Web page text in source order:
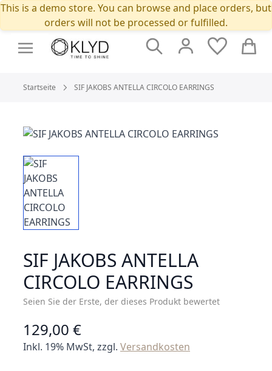
This is a demo store. You can browse and place orders, but
orders will not be processed or fulfilled.
Suche
Cart
Startseite SIF JAKOBS ANTELLA CIRCOLO EARRINGS
SIF JAKOBS ANTELLA
CIRCOLO EARRINGS
Seien Sie der Erste, der dieses Produkt bewertet
129,00 €
Inkl. 19% MwSt, zzgl. Versandkosten